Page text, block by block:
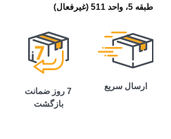
تاریخچه گوشی موبایل
این روزها برقراری تماس تلفنی
می‌افتد. به طوری که افراد برای
طبقه 5، واحد 511 (غیرفعال)
ارسال سریع
7 روز ضمانت
بازگشت